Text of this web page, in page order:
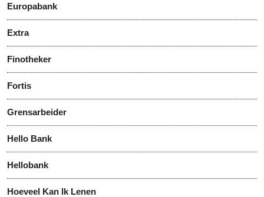
Europabank
Extra
Finotheker
Fortis
Grensarbeider
Hello Bank
Hellobank
Hoeveel Kan Ik Lenen